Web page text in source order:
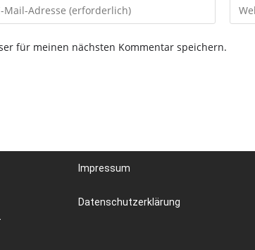
für meinen nächsten Kommentar speichern.
Impressum
Datenschutzerklärung